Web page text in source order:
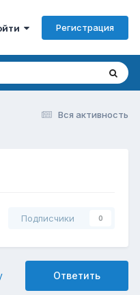
Регистрация
Вся активность
Подписчики 0
Ответить